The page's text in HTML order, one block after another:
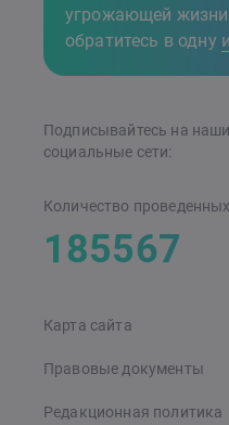
угрожающей
обратитесь в одну
Карта сайта
Правовые документы
Редакционная политика
Подписывайтесь на наши
cоциальные сети:
Количество
185567